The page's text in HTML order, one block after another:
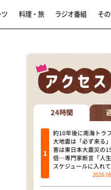
なるみ・岡
相席食堂
これ余談な
～人生密着
～ やすと
探偵！ナイ
料理・旅 ラジオ番組 そ
24時間
約10年後に南海トラ
大地震は「必ず来る
害は東日本大震災の
倍…専門家断言「人
スケジュールに入れて